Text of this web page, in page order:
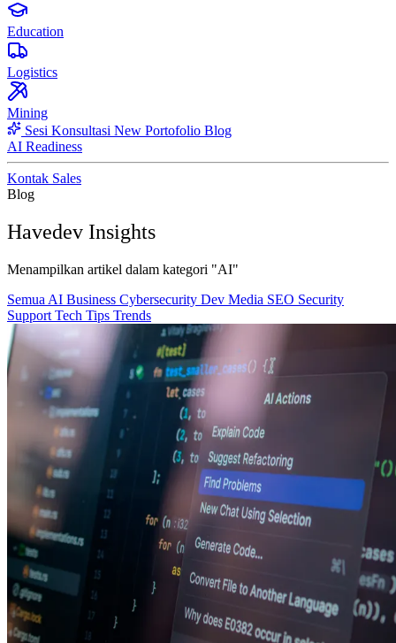
Education
Logistics
Mining
Sesi Konsultasi New Portofolio Blog
AI Readiness
Kontak Sales
Blog
Havedev Insights
Menampilkan artikel dalam kategori "AI"
Semua AI Business Cybersecurity Dev Media SEO Security
Support Tech Tips Trends